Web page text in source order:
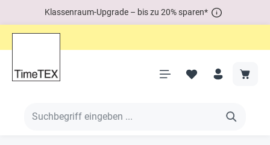
Klassenraum-Upgrade – bis zu 20% sparen*